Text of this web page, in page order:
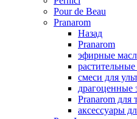
Pour de Beau
Pranarom
Назад
Pranarom
эфирные
смеси для
драгоценные
Pranarom для
аксессуары